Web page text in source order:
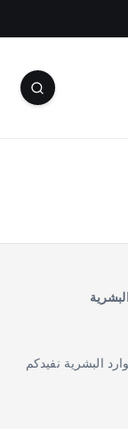
البشرية نفيدكم